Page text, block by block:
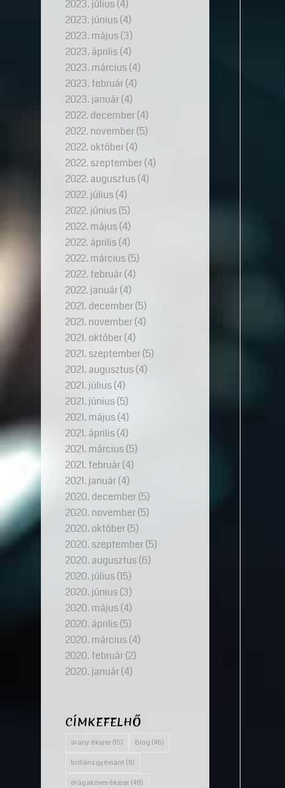
2023. július(4)
2023. június(4)
2023. május(3)
2023. április(4)
2023. március(4)
2023. február(4)
2023. január(4)
2022. december(4)
2022. november(5)
2022. október(4)
2022. szeptember(4)
2022. augusztus(4)
2022. július(4)
2022. június(5)
2022. május(4)
2022. április(4)
2022. március(5)
2022. február(4)
2022. január(4)
2021. december(5)
2021. november(4)
2021. október(4)
2021. szeptember(5)
2021. augusztus(4)
2021. július(4)
2021. június(5)
2021. május(4)
2021. április(4)
2021. március(5)
2021. február(4)
2021. január(4)
2020. december(5)
2020. november(5)
2020. október(5)
2020. szeptember(5)
2020. augusztus(6)
2020. július(15)
2020. június(3)
2020. május(4)
2020. április(5)
2020. március(4)
2020. február(2)
2020. január(4)
CÍMKEFELHŐ
arany ékszer (15) Blog (46)
briliáns gyémánt (9)
drágaköves ékszer (49)